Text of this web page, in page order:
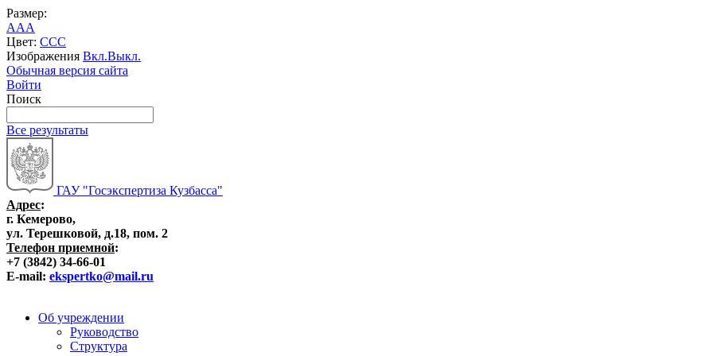
Размер:
AAA
Цвет: CCC
Изображения Вкл.Выкл.
Обычная версия сайта
Войти
Поиск
Все результаты
ГАУ "Госэкспертиза Кузбасса"
Адрес:
г. Кемерово,
ул. Терешковой, д.18, пом. 2
Телефон приемной:
+7 (3842) 34-66-01
E-mail: ekspertko@mail.ru
Об учреждении
Руководство
Структура